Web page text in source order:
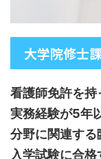
大学院修士
看護師免許を持
実務経験が5年
分野に関連する
入学試験に合